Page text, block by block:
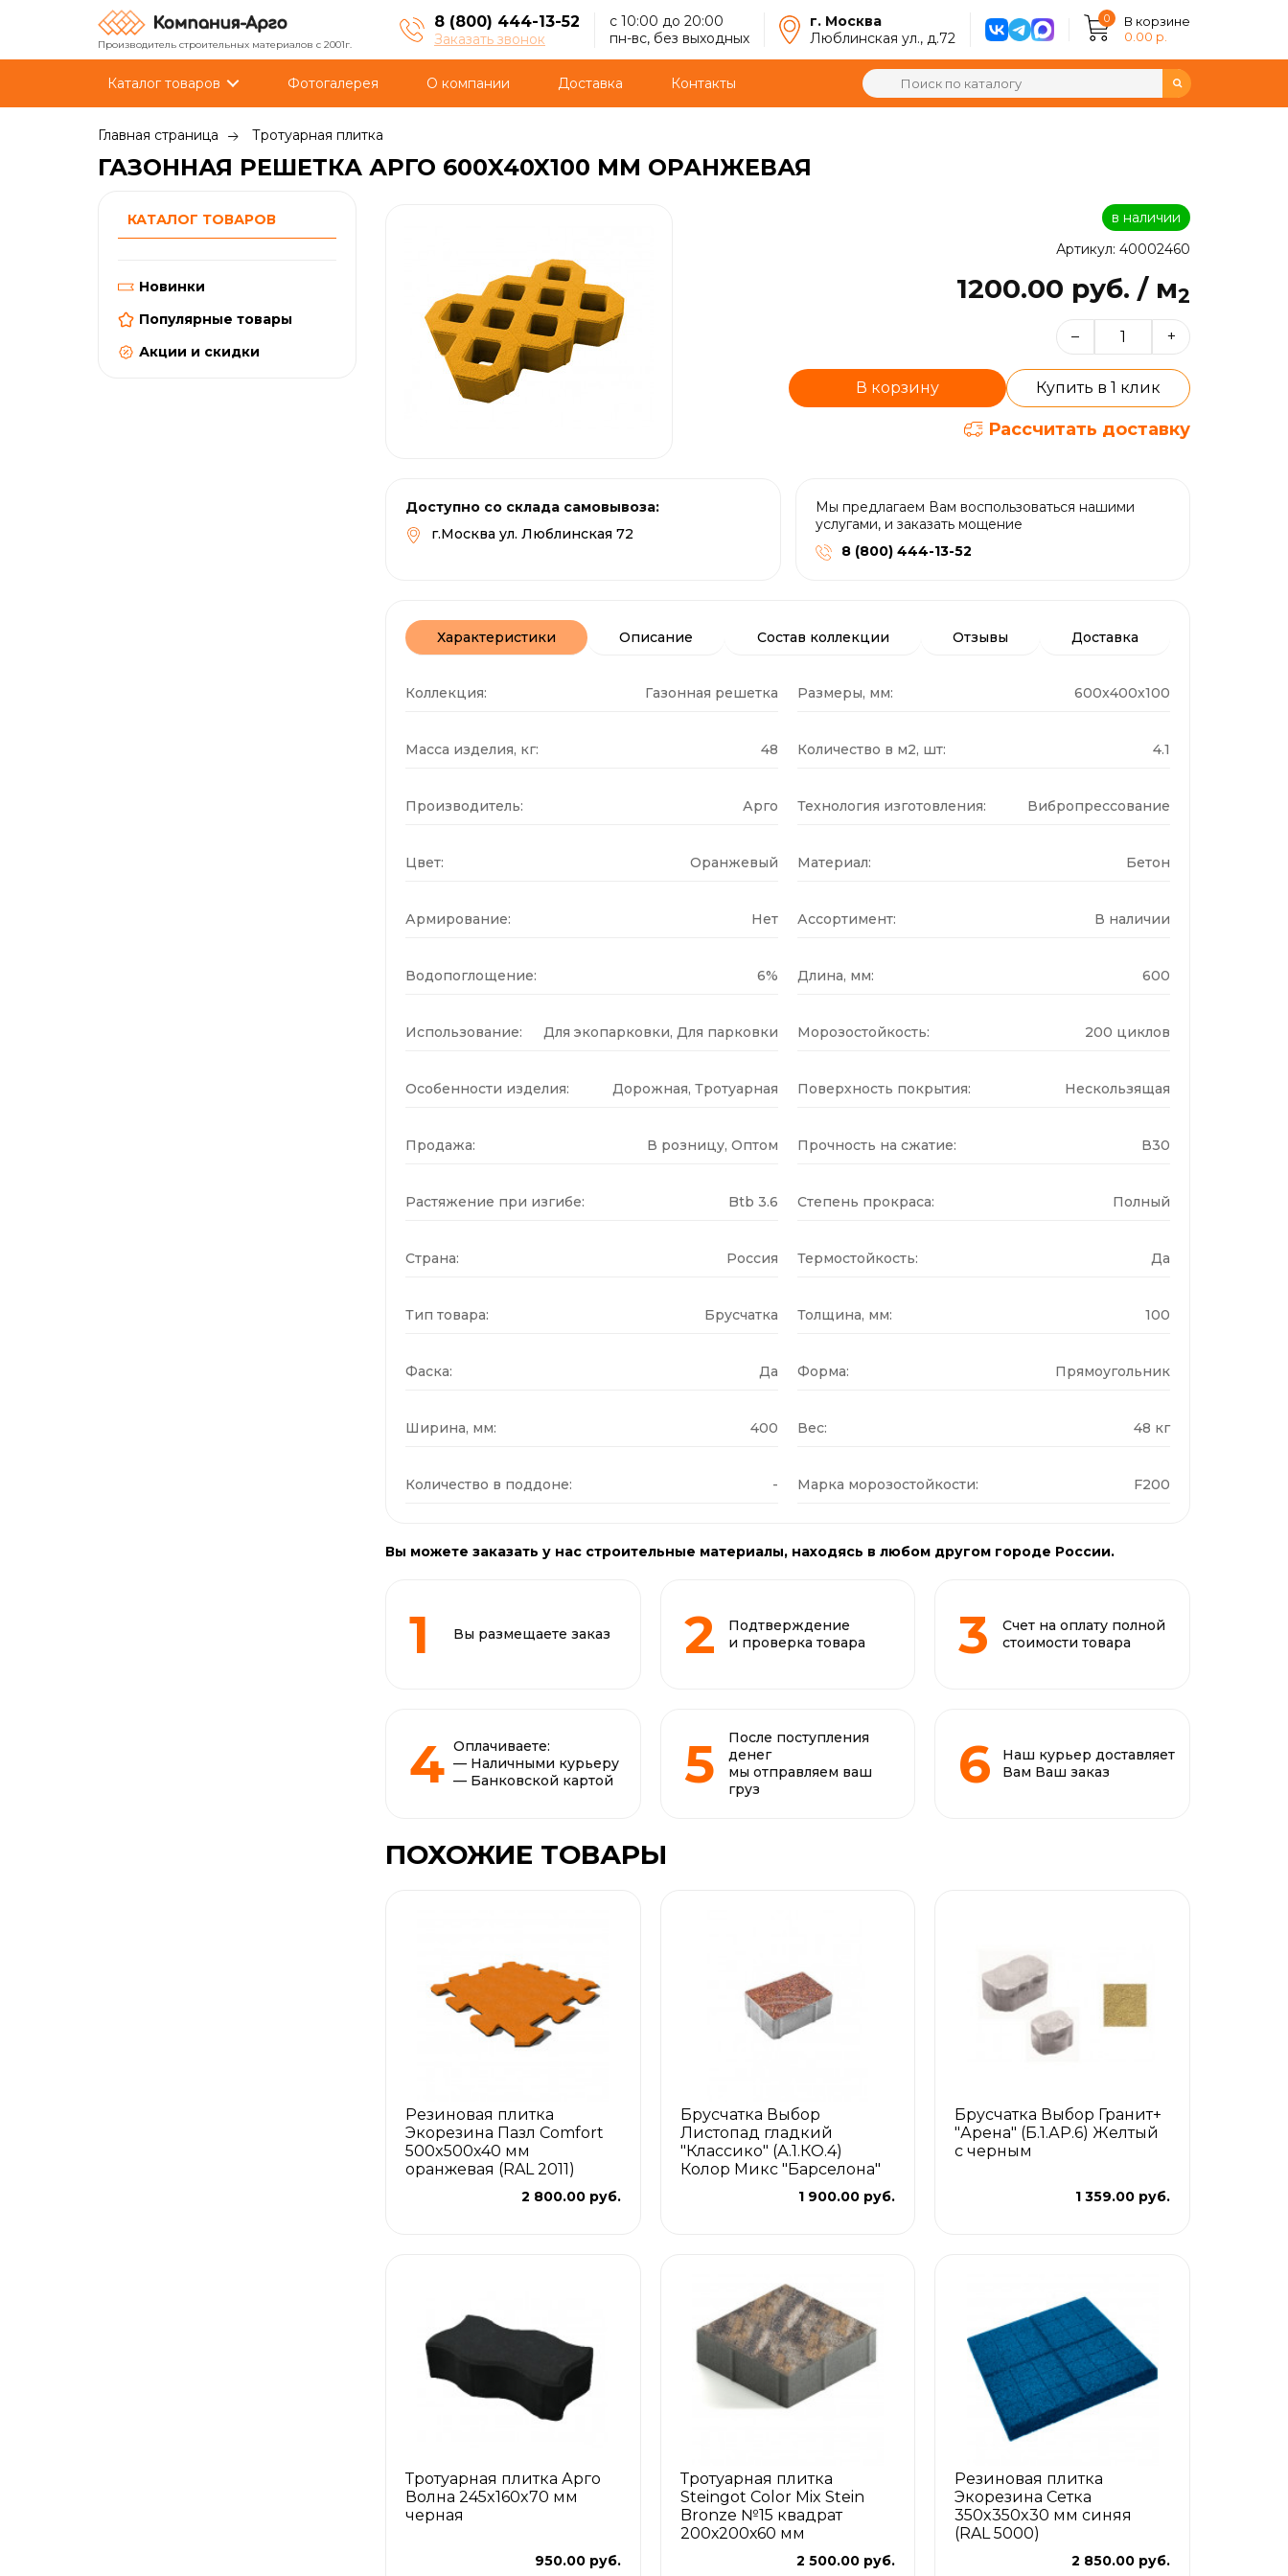
Производитель строительных материалов с 2001г.
8 (800) 444-13-52
Заказать звонок
с 10:00 до 20:00
пн-вс, без выходных
г. Москва
Люблинская ул., д.72
0
В корзине
0.00 р.
Каталог товаров Фотогалерея О компании Доставка Контакты
Главная страница Тротуарная плитка
ГАЗОННАЯ РЕШЕТКА АРГО 600X40X100 ММ ОРАНЖЕВАЯ
КАТАЛОГ ТОВАРОВ
Новинки
Популярные товары
Акции и скидки
в наличии
Артикул: 40002460
1200.00 руб. / м2
– +
В корзину Купить в 1 клик
Рассчитать доставку
Доступно со склада самовывоза:
г.Москва ул. Люблинская 72
Мы предлагаем Вам воспользоваться нашими
услугами, и заказать мощение
8 (800) 444-13-52
Характеристики Описание Состав коллекции Отзывы Доставка
Коллекция: Газонная решетка Размеры, мм: 600x400x100
Масса изделия, кг: 48 Количество в м2, шт: 4.1
Производитель: Арго Технология изготовления: Вибропрессование
Цвет: Оранжевый Материал: Бетон
Армирование: Нет Ассортимент: В наличии
Водопоглощение: 6% Длина, мм: 600
Использование: Для экопарковки, Для парковки Морозостойкость: 200 циклов
Особенности изделия: Дорожная, Тротуарная Поверхность покрытия: Нескользящая
Продажа: В розницу, Оптом Прочность на сжатие: В30
Растяжение при изгибе: Btb 3.6 Степень прокраса: Полный
Страна: Россия Термостойкость: Да
Тип товара: Брусчатка Толщина, мм: 100
Фаска: Да Форма: Прямоугольник
Ширина, мм: 400 Вес: 48 кг
Количество в поддоне: - Марка морозостойкости: F200
Вы можете заказать у нас строительные материалы, находясь в любом другом городе России.
Вы размещаете заказ
Подтверждение
и проверка товара
Счет на оплату полной
стоимости товара
Оплачиваете:
— Наличными курьеру
— Банковской картой
После поступления
денег
мы отправляем ваш
груз
Наш курьер доставляет
Вам Ваш заказ
ПОХОЖИЕ ТОВАРЫ
Резиновая плитка
Экорезина Пазл Comfort
500x500x40 мм
оранжевая (RAL 2011)
2 800.00 руб.
Брусчатка Выбор
Листопад гладкий
"Классико" (А.1.КО.4)
Колор Микс "Барселона"
1 900.00 руб.
Брусчатка Выбор Гранит+
"Арена" (Б.1.АР.6) Желтый
с черным
1 359.00 руб.
Тротуарная плитка Арго
Волна 245x160x70 мм
черная
950.00 руб.
Тротуарная плитка
Steingot Color Mix Stein
Bronze №15 квадрат
200х200х60 мм
2 500.00 руб.
Резиновая плитка
Экорезина Сетка
350x350x30 мм синяя
(RAL 5000)
2 850.00 руб.